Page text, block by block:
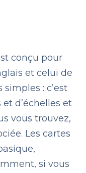
conçu pour
et celui de
: c’est
d’échelles et
vous trouvez,
Les cartes
si vous